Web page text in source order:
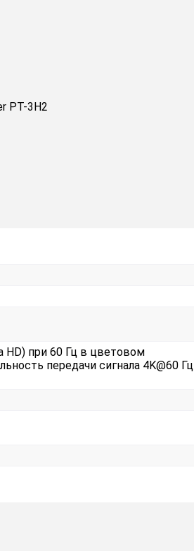
PT-3H2
HD) при 60 Гц в цветовом
передачи сигнала 4K@60 Гц